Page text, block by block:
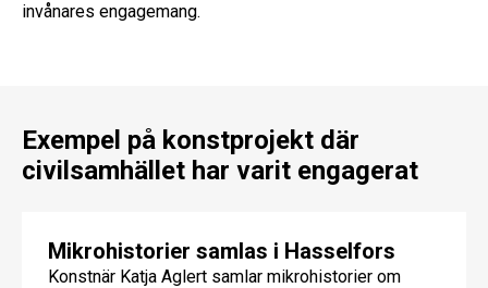
invånares engagemang.
Exempel på konstprojekt där
civilsamhället har varit engagerat
Mikrohistorier samlas i Hasselfors
Konstnär Katja Aglert samlar mikrohistorier om